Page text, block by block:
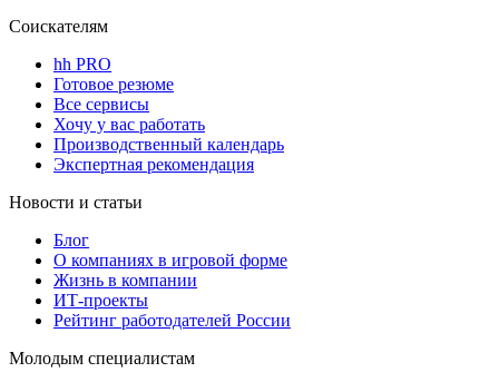
Соискателям
hh PRO
Готовое резюме
Все сервисы
Хочу у вас работать
Производственный календарь
Экспертная рекомендация
Новости и статьи
Блог
О компаниях в игровой форме
Жизнь в компании
ИТ-проекты
Рейтинг работодателей России
Молодым специалистам